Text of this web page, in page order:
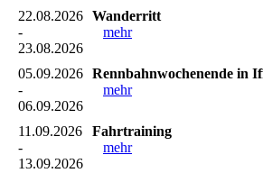
22.08.2026
-
23.08.2026
Wanderritt
mehr
05.09.2026
-
06.09.2026
Rennbahnwochenende in
mehr
11.09.2026
-
13.09.2026
Fahrtraining
mehr